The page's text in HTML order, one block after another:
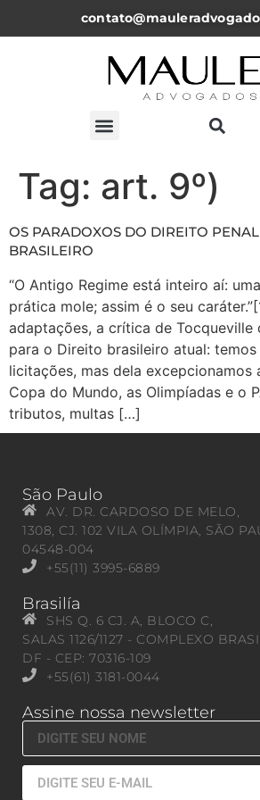
Tag: art. 9º)
OS PARADOXOS DO DIREITO
BRASILEIRO
“O Antigo Regime está inteiro aí:
prática mole; assim é o seu
adaptações, a crítica de Tocqueville
para o Direito brasileiro atual:
licitações, mas dela excepcionamos
Copa do Mundo, as Olimpíadas e o
tributos, multas […]
São Paulo
AV. DR. CARDOSO DE MELO,
1308, CJ. 102 VILA OLÍMPIA, SÃO
04548-004
+55(11) 3995-6889
Brasilía
SHS Q. 6 CJ. A, BLOCO C,
SALAS 1126/1127 - COMPLEXO
DF - CEP: 70316-109
+55(61) 3181-0044
Assine nossa newsletter